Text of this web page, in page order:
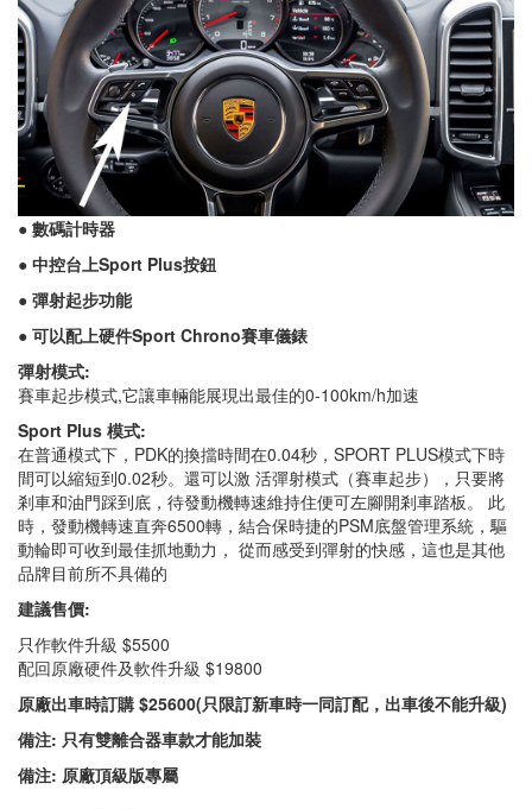
● 數碼計時器
● 中控台上Sport Plus按鈕
● 彈射起步功能
● 可以配上硬件Sport Chrono賽車儀錶
彈射模式:
賽車起步模式,它讓車輛能展現出最佳的0-100km/h加速
Sport Plus 模式:
在普通模式下，PDK的換擋時間在0.04秒，SPORT PLUS模式下時
間可以縮短到0.02秒。還可以激 活彈射模式（賽車起步），只要將
剎車和油門踩到底，待發動機轉速維持住便可左腳開剎車踏板。 此
時，發動機轉速直奔6500轉，結合保時捷的PSM底盤管理系統，驅
動輪即可收到最佳抓地動力， 從而感受到彈射的快感，這也是其他
品牌目前所不具備的
建議售價:
只作軟件升級 $5500
配回原廠硬件及軟件升級 $19800
原廠出車時訂購 $25600(只限訂新車時一同訂配，出車後不能升級)
備注: 只有雙離合器車款才能加裝
備注: 原廠頂級版專屬